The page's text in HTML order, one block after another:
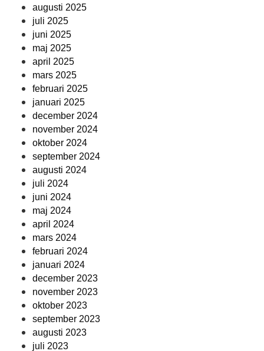
augusti 2025
juli 2025
juni 2025
maj 2025
april 2025
mars 2025
februari 2025
januari 2025
december 2024
november 2024
oktober 2024
september 2024
augusti 2024
juli 2024
juni 2024
maj 2024
april 2024
mars 2024
februari 2024
januari 2024
december 2023
november 2023
oktober 2023
september 2023
augusti 2023
juli 2023